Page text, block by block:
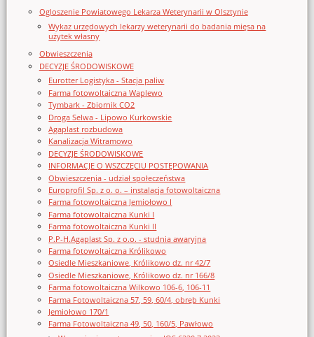
Ogloszenie Powiatowego Lekarza Weterynarii w Olsztynie
Wykaz urzędowych lekarzy weterynarii do badania mięsa na
użytek własny
Obwieszczenia
DECYZJE ŚRODOWISKOWE
Eurotter Logistyka - Stacja paliw
Farma fotowoltaiczna Waplewo
Tymbark - Zbiornik CO2
Droga Selwa - Lipowo Kurkowskie
Agaplast rozbudowa
Kanalizacja Witramowo
DECYZJE ŚRODOWISKOWE
INFORMACJE O WSZCZĘCIU POSTĘPOWANIA
Obwieszczenia - udział społeczeństwa
Europrofil Sp. z o. o. – instalacja fotowoltaiczna
Farma fotowoltaiczna Jemiołowo I
Farma fotowoltaiczna Kunki I
Farma fotowoltaiczna Kunki II
P.P-H.Agaplast Sp. z o.o. - studnia awaryjna
Farma fotowoltaiczna Królikowo
Osiedle Mieszkaniowe, Królikowo dz. nr 42/7
Osiedle Mieszkaniowe, Królikowo dz. nr 166/8
Farma fotowoltaiczna Wilkowo 106-6, 106-11
Farma Fotowoltaiczna 57, 59, 60/4, obręb Kunki
Jemiołowo 170/1
Farma Fotowoltaiczna 49, 50, 160/5, Pawłowo